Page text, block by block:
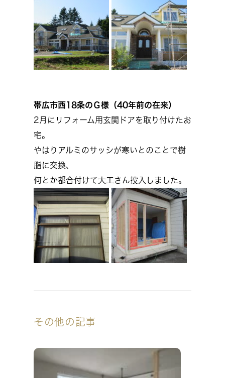
帯広市西18条のＧ様（40年前の在来）
2月にリフォーム用玄関ドアを取り付けたお
宅。
やはりアルミのサッシが寒いとのことで樹
脂に交換、
何とか都合付けて大工さん投入しました。
その他の記事